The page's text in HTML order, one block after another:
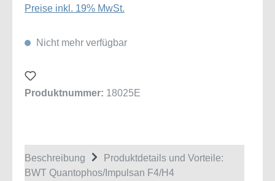
Preise inkl. 19% MwSt.
Nicht mehr verfügbar
Produktnummer: 18025E
Beschreibung
Produktdetails und Vorteile:
BWT Quantophos/Impulsan F4/H4